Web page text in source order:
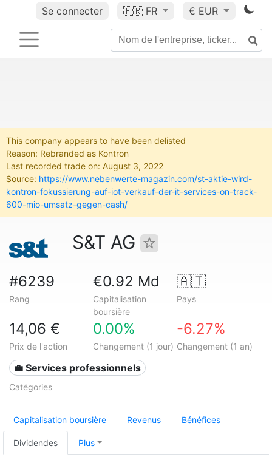
Se connecter 🇫🇷 FR € EUR
This company appears to have been delisted
Reason: Rebranded as Kontron
Last recorded trade on: August 3, 2022
Source: https://www.nebenwerte-magazin.com/st-aktie-wird-
kontron-fokussierung-auf-iot-verkauf-der-it-services-on-track-
600-mio-umsatz-gegen-cash/
S&T AG
#6239
Rang
€0.92 Md
Capitalisation
boursière
🇦🇹
Pays
14,06 €
Prix de l'action
0.00%
Changement (1 jour)
-6.27%
Changement (1 an)
💼 Services professionnels
Catégories
Capitalisation boursière Revenus Bénéfices
Dividendes Plus